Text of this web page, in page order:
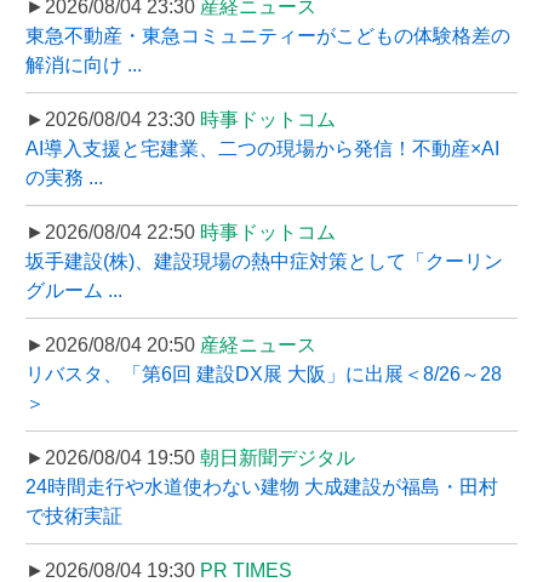
►2026/08/04 23:30 産経ニュース
東急不動産・東急コミュニティーがこどもの体験格差の
解消に向け ...
►2026/08/04 23:30 時事ドットコム
AI導入支援と宅建業、二つの現場から発信！不動産×AI
の実務 ...
►2026/08/04 22:50 時事ドットコム
坂手建設(株)、建設現場の熱中症対策として「クーリン
グルーム ...
►2026/08/04 20:50 産経ニュース
リバスタ、「第6回 建設DX展 大阪」に出展＜8/26～28
＞
►2026/08/04 19:50 朝日新聞デジタル
24時間走行や水道使わない建物 大成建設が福島・田村
で技術実証
►2026/08/04 19:30 PR TIMES